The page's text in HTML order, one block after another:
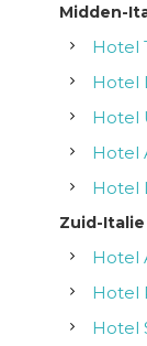
Midden-
Hotel
Hotel
Hotel
Hotel
Hotel
Zuid-Italie
Hotel
Hotel
Hotel